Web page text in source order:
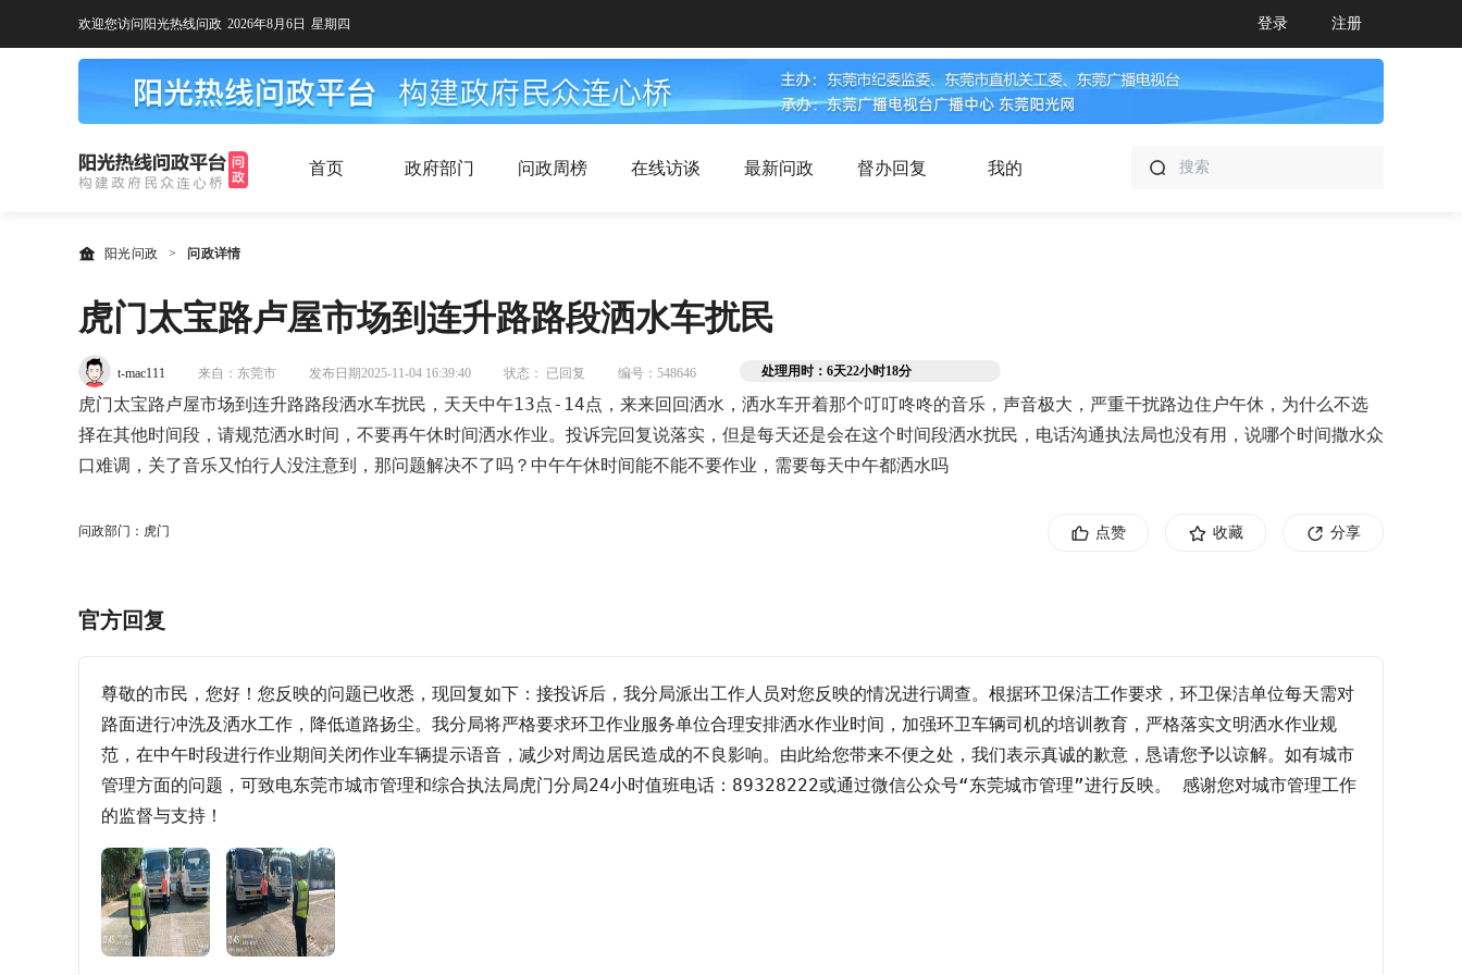
欢迎您访问阳光热线问政 2026年8月6日 星期四 登录 注册
首页 政府部门 问政周榜 在线访谈 最新问政 督办回复 我的
阳光问政 > 问政详情
虎门太宝路卢屋市场到连升路路段洒水车扰民
t-mac111 来自：东莞市 发布日期2025-11-04 16:39:40 状态： 已回复 编号：548646 处理用时：6天22小时18分
虎门太宝路卢屋市场到连升路路段洒水车扰民，天天中午13点-14点，来来回回洒水，洒水车开着那个叮叮咚咚的音乐，声音极大，严重干扰路边住户午休，为什么不选
择在其他时间段，请规范洒水时间，不要再午休时间洒水作业。投诉完回复说落实，但是每天还是会在这个时间段洒水扰民，电话沟通执法局也没有用，说哪个时间撒水众
口难调，关了音乐又怕行人没注意到，那问题解决不了吗？中午午休时间能不能不要作业，需要每天中午都洒水吗
问政部门：虎门 点赞 收藏 分享
官方回复
尊敬的市民，您好！您反映的问题已收悉，现回复如下：接投诉后，我分局派出工作人员对您反映的情况进行调查。根据环卫保洁工作要求，环卫保洁单位每天需对
路面进行冲洗及洒水工作，降低道路扬尘。我分局将严格要求环卫作业服务单位合理安排洒水作业时间，加强环卫车辆司机的培训教育，严格落实文明洒水作业规
范，在中午时段进行作业期间关闭作业车辆提示语音，减少对周边居民造成的不良影响。由此给您带来不便之处，我们表示真诚的歉意，恳请您予以谅解。如有城市
管理方面的问题，可致电东莞市城市管理和综合执法局虎门分局24小时值班电话：89328222或通过微信公众号“东莞城市管理”进行反映。 感谢您对城市管理工作
的监督与支持！